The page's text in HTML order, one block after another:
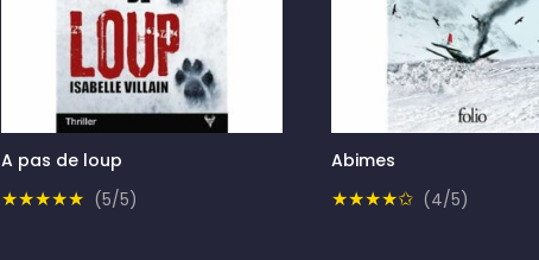
A pas de loup
★★★★★ (5/5)
Abimes
★★★★✩ (4/5)